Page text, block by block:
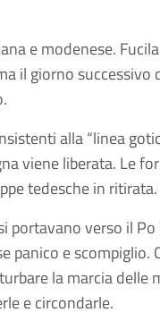
e modenese.
il giorno
alla “linea
viene liberata. Le
tedesche in ritirata.
portavano verso il
panico e scompiglio.
la marcia delle
e circondarle.